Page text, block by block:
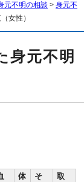
元不明の相談 > 身元不
女性）
身元不明
体
そ
取